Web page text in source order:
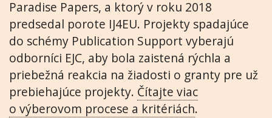
Paradise Papers, a ktorý v roku 2018
predsedal porote IJ4EU. Projekty spadajúce
do schémy Publication Support vyberajú
odborníci EJC, aby bola zaistená rýchla a
priebežná reakcia na žiadosti o granty pre už
prebiehajúce projekty. Čítajte viac
o výberovom procese a kritériách.